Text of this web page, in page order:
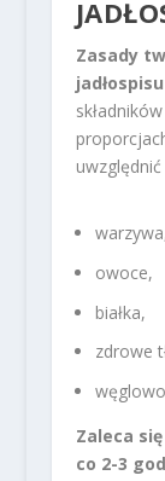
Zasady
jadłospisu
owoce,
białka,
zdrowe
Zaleca
co 2-3